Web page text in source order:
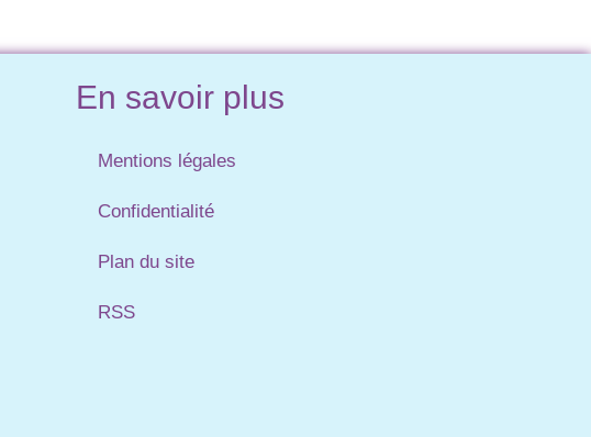
En savoir plus
Mentions légales
Confidentialité
Plan du site
RSS